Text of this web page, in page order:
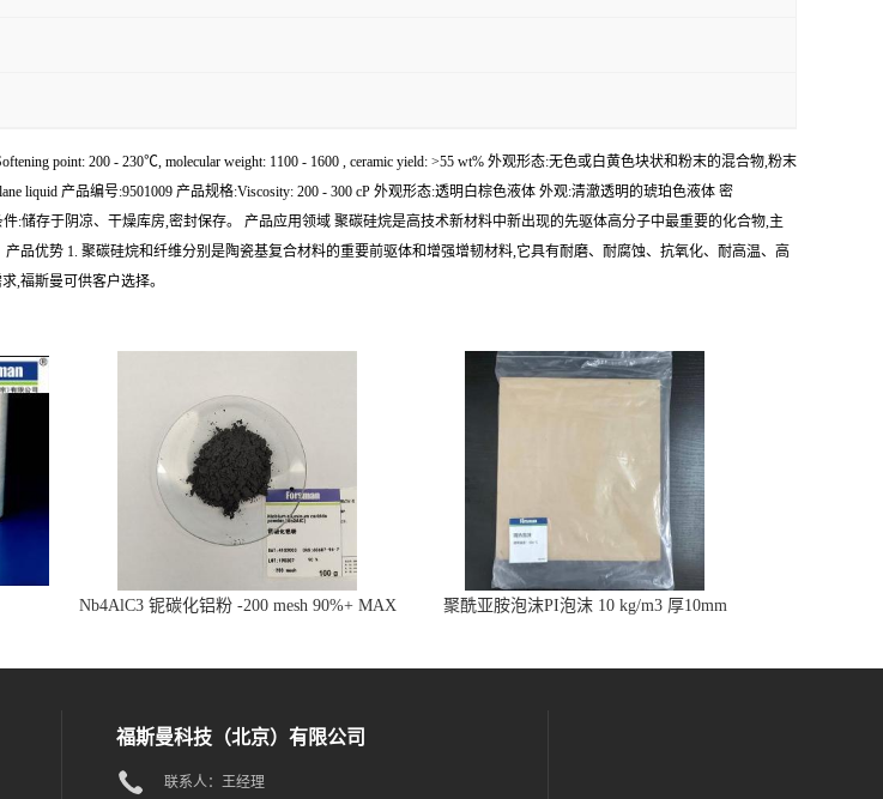
point: 200 - 230℃, molecular weight: 1100 - 1600 , ceramic yield: >55 wt% 外观形态:无色或白黄色块状和粉末的混合物,粉末
liquid 产品编号:9501009 产品规格:Viscosity: 200 - 300 cP 外观形态:透明白棕色液体 外观:清澈透明的琥珀色液体 密
:储存于阴凉、干燥库房,密封保存。 产品应用领域 聚碳硅烷是高技术新材料中新出现的先驱体高分子中最重要的化合物,主
品优势 1. 聚碳硅烷和纤维分别是陶瓷基复合材料的重要前驱体和增强增韧材料,它具有耐磨、耐腐蚀、抗氧化、耐高温、高
,福斯曼可供客户选择。
Nb4AlC3 铌碳化铝粉 -200 mesh 90%+ MAX
聚酰亚胺泡沫PI泡沫 10 kg/m3 厚10mm
福斯曼科技（北京）有限公司
联系人：王经理